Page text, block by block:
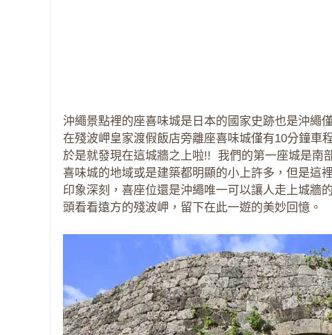
沖繩景點裡的座喜味城是日本的國家史跡也是沖繩
在殘波岬皇家渡假飯店旁離座喜味城僅有10分鐘車
於是就發現在這城牆之上啦!! 我們的第一座城是南
喜味城的地域或是建築都明顯的小上許多，但是這
印象深刻，喜座位還是沖繩唯一可以讓人走上城牆
頭看看遠方的殘波岬，留下在此一遊的美妙回憶。